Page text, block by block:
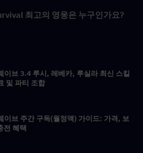
최고의 영웅은 누구인가요?
이브 3.4 루시, 레베카, 루실라 최신 스킬
및 파티 조합
이브 주간 구독(월정액) 가이드: 가격, 보
전 혜택